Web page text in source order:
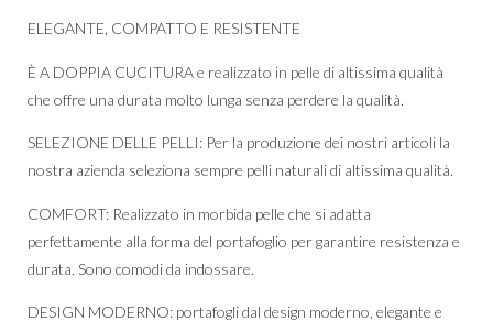
ELEGANTE, COMPATTO E RESISTENTE
È A DOPPIA CUCITURA e realizzato in pelle di altissima qualità
che offre una durata molto lunga senza perdere la qualità.
SELEZIONE DELLE PELLI: Per la produzione dei nostri articoli la
nostra azienda seleziona sempre pelli naturali di altissima qualità.
COMFORT: Realizzato in morbida pelle che si adatta
perfettamente alla forma del portafoglio per garantire resistenza e
durata. Sono comodi da indossare.
DESIGN MODERNO: portafogli dal design moderno, elegante e